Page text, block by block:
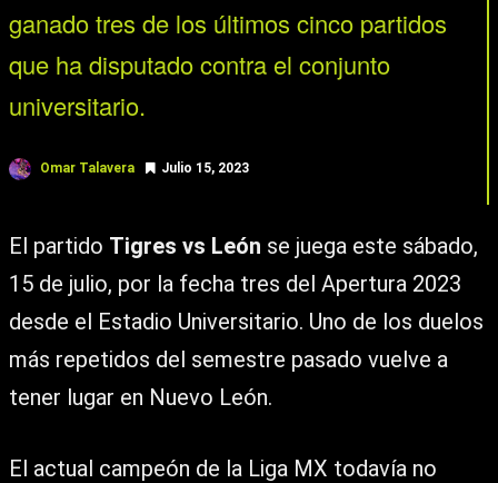
ganado tres de los últimos cinco partidos
que ha disputado contra el conjunto
universitario.
Omar Talavera Julio 15, 2023
El partido Tigres vs León se juega este sábado,
15 de julio, por la fecha tres del Apertura 2023
desde el Estadio Universitario. Uno de los duelos
más repetidos del semestre pasado vuelve a
tener lugar en Nuevo León.
El actual campeón de la Liga MX todavía no